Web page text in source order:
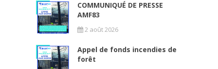
COMMUNIQUÉ DE PRESSE
AMF83
2 août 2026
Appel de fonds incendies de
forêt